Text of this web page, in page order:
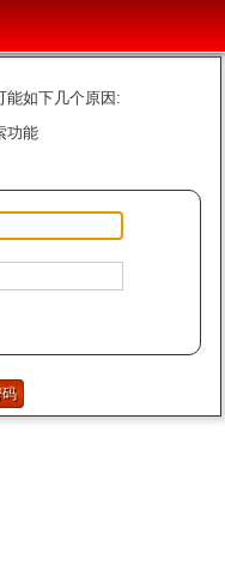
能如下几个原因:
功能